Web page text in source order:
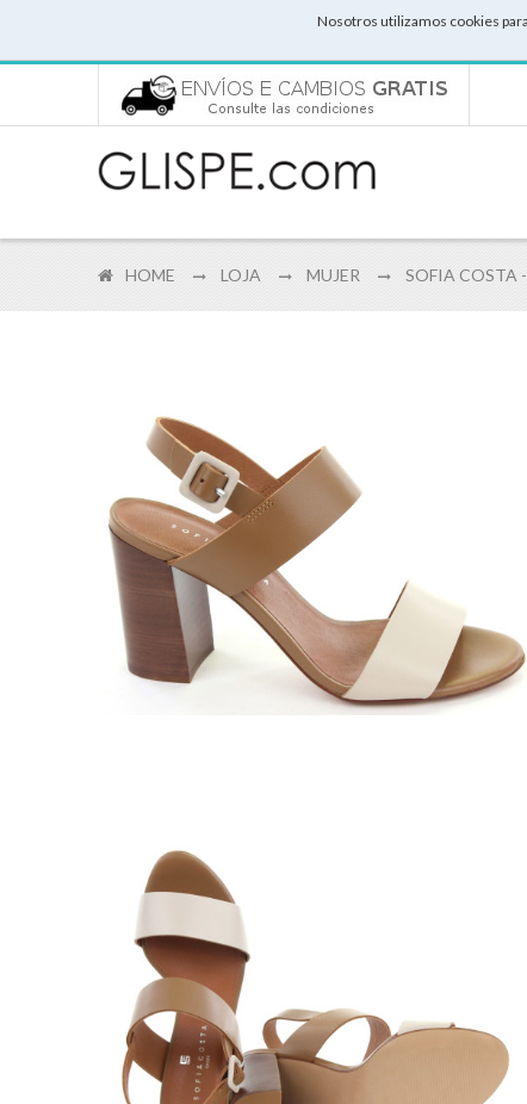
Nosotros utilizamos cookies
HOME LOJA MUJER SOFIA COSTA